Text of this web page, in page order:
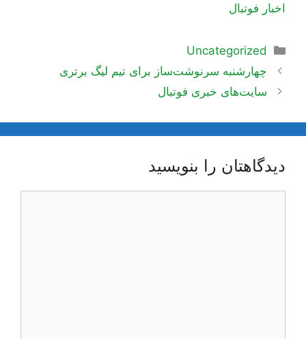
اخبار فوتبال
دسته‌ها
Uncategorized
ناوبری
نوشته‌ها
چهارشنبه سرنوشت‌ساز برای تیم لیگ برتری
سایت‌های خبری فوتبال
دیدگاهتان را بنویسید